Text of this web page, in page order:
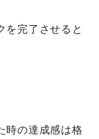
を完了させると
時の達成感は格